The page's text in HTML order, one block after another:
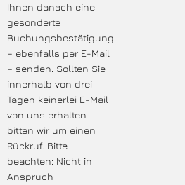
Ihnen danach eine
gesonderte
Buchungsbestätigung
– ebenfalls per E-Mail
– senden. Sollten Sie
innerhalb von drei
Tagen keinerlei E-Mail
von uns erhalten
bitten wir um einen
Rückruf. Bitte
beachten: Nicht in
Anspruch